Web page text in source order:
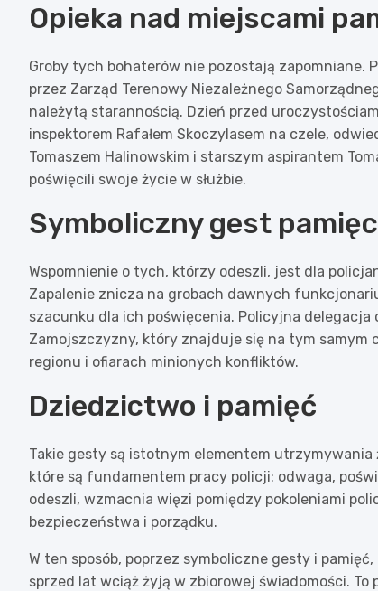
Opieka nad miejscami
Groby tych bohaterów nie pozostają zapomniane.
przez Zarząd Terenowy Niezależnego
należytą starannością. Dzień przed
inspektorem Rafałem Skoczylasem na czele,
Tomaszem Halinowskim i starszym aspirantem
poświęcili swoje życie w służbie.
Symboliczny gest
Wspomnienie o tych, którzy odeszli, jest dla
Zapalenie znicza na grobach dawnych
szacunku dla ich poświęcenia. Policyjna
Zamojszczyzny, który znajduje się na tym samym
regionu i ofiarach minionych konfliktów.
Dziedzictwo i pamięć
Takie gesty są istotnym elementem utrzymywania
które są fundamentem pracy policji: odwaga,
odeszli, wzmacnia więzi pomiędzy pokoleniami
bezpieczeństwa i porządku.
W ten sposób, poprzez symboliczne gesty i
sprzed lat wciąż żyją w zbiorowej świadomości. To